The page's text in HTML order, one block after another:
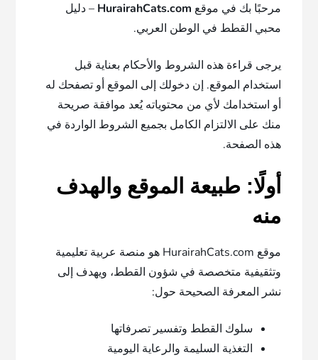
مرحبًا بك في موقع HurairahCats.com – دليل
محبي القطط في الوطن العربي.
يرجى قراءة هذه الشروط والأحكام بعناية قبل
استخدام الموقع. إن دخولك إلى الموقع أو تصفحك له
أو استخدامك لأي من محتوياته يُعد موافقة صريحة
منك على الالتزام الكامل بجميع الشروط الواردة في
هذه الصفحة.
أولًا: طبيعة الموقع والهدف
منه
موقع HurairahCats.com هو منصة عربية تعليمية
وتثقيفية متخصصة في شؤون القطط، ويهدف إلى
نشر المعرفة الصحيحة حول:
سلوك القطط وتفسير تصرفاتها
التغذية السليمة والرعاية اليومية